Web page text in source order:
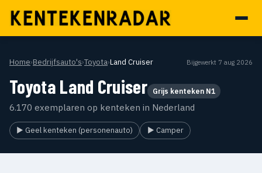
Home›Bedrijfsauto's›Toyota›Land Cruiser Bijgewerkt 7 aug 2026
Toyota Land Cruiser Grijs kenteken N1
6.170 exemplaren op kenteken in Nederland
▶ Geel kenteken (personenauto) ▶ Camper